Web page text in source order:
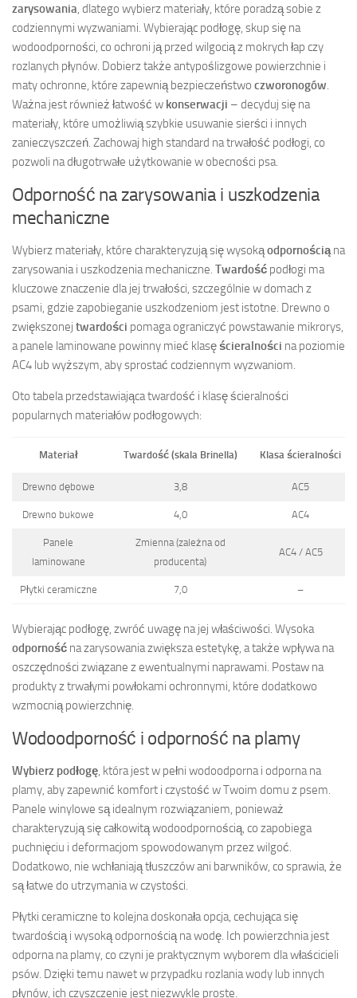
zarysowania , dlatego wybierz materiały, które poradzą sobie z
codziennymi wyzwaniami. Wybierając podłogę, skup się na
wodoodporności, co ochroni ją przed wilgocią z mokrych łap czy
rozlanych płynów. Dobierz także antypoślizgowe powierzchnie i
maty ochronne, które zapewnią bezpieczeństwo czworonogów
Ważna jest również łatwość w konserwacji – decyduj się na
materiały, które umożliwią szybkie usuwanie sierści i innych
zanieczyszczeń. Zachowaj high standard na trwałość podłogi, co
pozwoli na długotrwałe użytkowanie w obecności psa.
Odporność na zarysowania i uszkodzenia
mechaniczne
Wybierz materiały, które charakteryzują się wysokąodpornością na
zarysowania i uszkodzenia mechaniczne. Twardość podłogi ma
kluczowe znaczenie dla jej trwałości, szczególnie w domach z
psami, gdzie zapobieganie uszkodzeniom jest istotne. Drewno o
zwiększonej twardości pomaga ograniczyć powstawanie mikrorys,
a panele laminowane powinny mieć klasęścieralności na poziomie
AC4 lub wyższym, aby sprostać codziennym wyzwaniom.
Oto tabela przedstawiająca twardość i klasę ścieralności
popularnych materiałów podłogowych:
Materiał Twardość (skala Brinella) Klasa ścieralności
Drewno dębowe 3,8 AC5
Drewno bukowe 4,0 AC4
Panele
laminowane
Zmienna (zależna od
producenta)
AC4 / AC5
Płytki ceramiczne 7,0 –
Wybierając podłogę, zwróć uwagę na jej właściwości. Wysoka
odporność na zarysowania zwiększa estetykę, a także wpływa na
oszczędności związane z ewentualnymi naprawami. Postaw na
produkty z trwałymi powłokami ochronnymi, które dodatkowo
wzmocnią powierzchnię.
Wodoodporność i odporność na plamy
Wybierz podłogę, która jest w pełni wodoodporna i odporna na
plamy, aby zapewnić komfort i czystość w Twoim domu z psem.
Panele winylowe są idealnym rozwiązaniem, ponieważ
charakteryzują się całkowitą wodoodpornością, co zapobiega
puchnięciu i deformacjom spowodowanym przez wilgoć.
Dodatkowo, nie wchłaniają tłuszczów ani barwników, co sprawia, że
są łatwe do utrzymania w czystości.
Płytki ceramiczne to kolejna doskonała opcja, cechująca się
twardością i wysoką odpornością na wodę. Ich powierzchnia jest
odporna na plamy, co czyni je praktycznym wyborem dla właścicieli
psów. Dzięki temu nawet w przypadku rozlania wody lub innych
płynów, ich czyszczenie jest niezwykle proste.